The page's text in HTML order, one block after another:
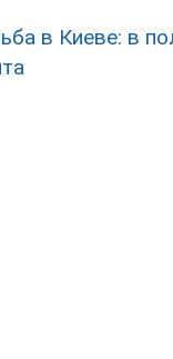
в Киеве: в